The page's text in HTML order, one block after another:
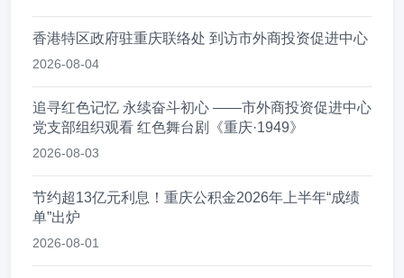
香港特区政府驻重庆联络处 到访市外商投资促进中心
2026-08-04
追寻红色记忆 永续奋斗初心 ——市外商投资促进中心
党支部组织观看 红色舞台剧《重庆·1949》
2026-08-03
节约超13亿元利息！重庆公积金2026年上半年“成绩
单”出炉
2026-08-01